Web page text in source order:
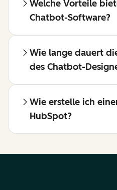
Welche Vorteile
Chatbot-Software?
Wie lange dauert
des Chatbot-
Wie erstelle ich
HubSpot?